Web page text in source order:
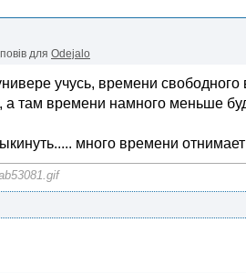
для Odejalo
учусь, времени
а там времени намного меньше
много времени